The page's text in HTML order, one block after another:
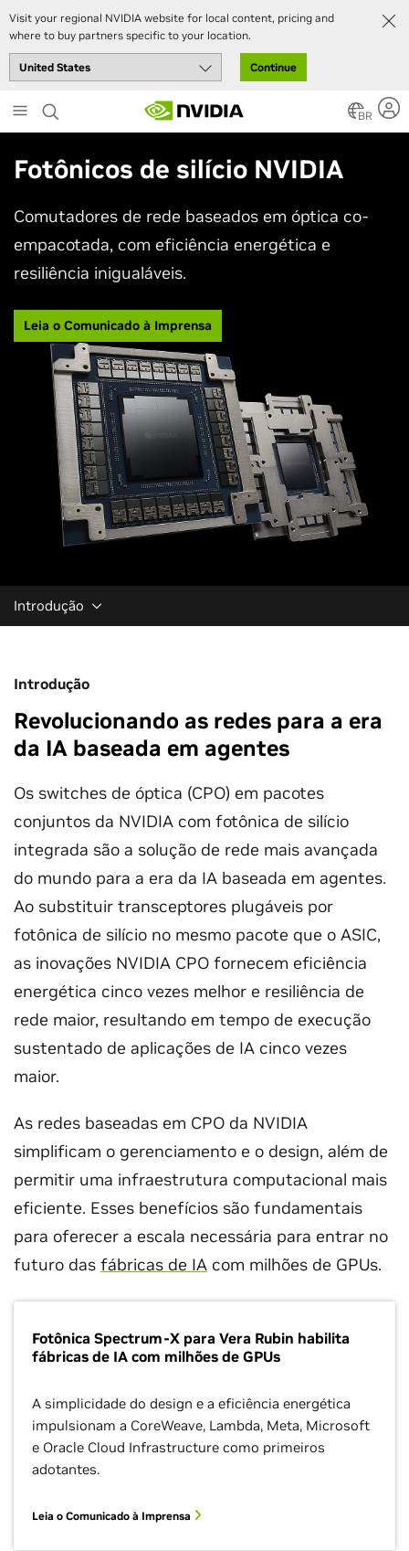
Visit your regional NVIDIA website for local content, pricing and
where to buy partners specific to your location.
Continue
to
main
BR
Fotônicos de silício NVIDIA
Comutadores de rede baseados em óptica co-
empacotada, com eficiência energética e
resiliência inigualáveis.
Leia o Comunicado à Imprensa
Introdução
Introdução
Revolucionando as redes para a era
da IA baseada em agentes
Os switches de óptica (CPO) em pacotes
conjuntos da NVIDIA com fotônica de silício
integrada são a solução de rede mais avançada
do mundo para a era da IA baseada em agentes.
Ao substituir transceptores plugáveis por
fotônica de silício no mesmo pacote que o ASIC,
as inovações NVIDIA CPO fornecem eficiência
energética cinco vezes melhor e resiliência de
rede maior, resultando em tempo de execução
sustentado de aplicações de IA cinco vezes
maior.
As redes baseadas em CPO da NVIDIA
simplificam o gerenciamento e o design, além de
permitir uma infraestrutura computacional mais
eficiente. Esses benefícios são fundamentais
para oferecer a escala necessária para entrar no
futuro das fábricas de IA com milhões de GPUs.
Fotônica Spectrum-X para Vera Rubin habilita
fábricas de IA com milhões de GPUs
A simplicidade do design e a eficiência energética
impulsionam a CoreWeave, Lambda, Meta, Microsoft
e Oracle Cloud Infrastructure como primeiros
adotantes.
Leia o Comunicado à Imprensa